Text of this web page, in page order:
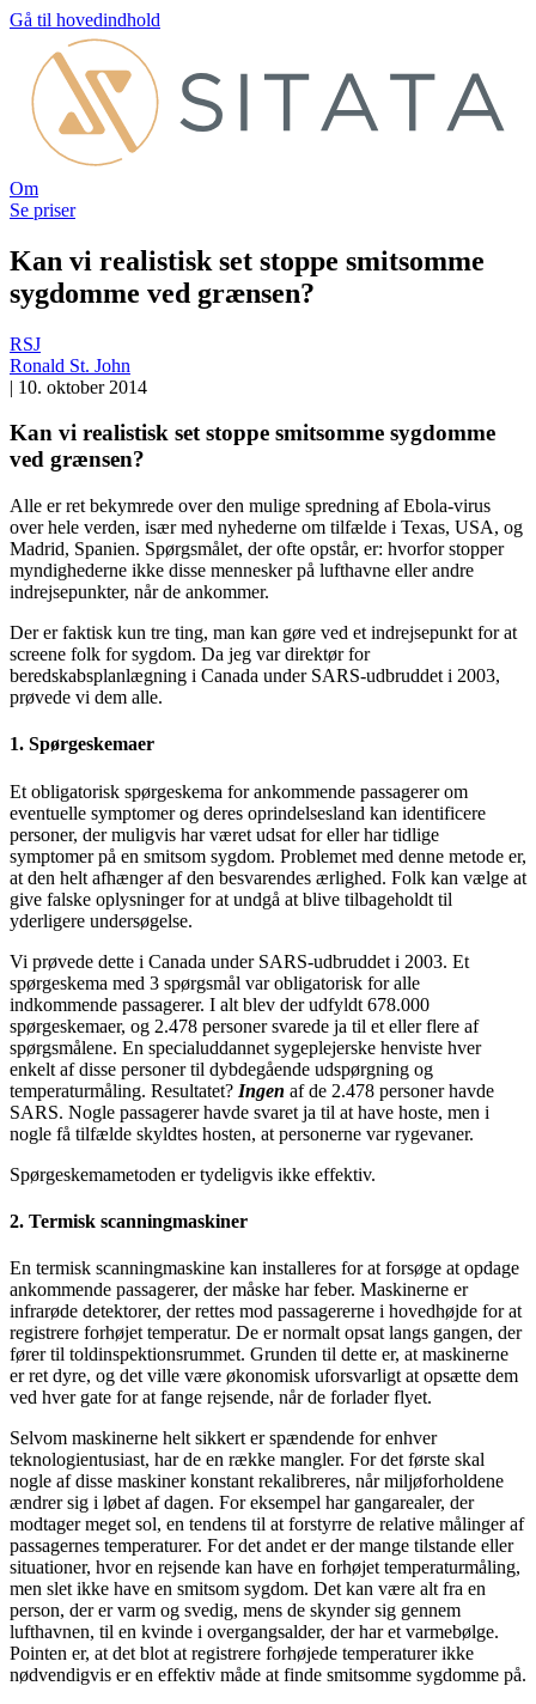
Gå til hovedindhold
Om
Se priser
Kan vi realistisk set stoppe smitsomme
sygdomme ved grænsen?
RSJ
Ronald St. John
| 10. oktober 2014
Kan vi realistisk set stoppe smitsomme sygdomme
ved grænsen?
Alle er ret bekymrede over den mulige spredning af Ebola-virus
over hele verden, især med nyhederne om tilfælde i Texas, USA, og
Madrid, Spanien. Spørgsmålet, der ofte opstår, er: hvorfor stopper
myndighederne ikke disse mennesker på lufthavne eller andre
indrejsepunkter, når de ankommer.
Der er faktisk kun tre ting, man kan gøre ved et indrejsepunkt for at
screene folk for sygdom. Da jeg var direktør for
beredskabsplanlægning i Canada under SARS-udbruddet i 2003,
prøvede vi dem alle.
1. Spørgeskemaer
Et obligatorisk spørgeskema for ankommende passagerer om
eventuelle symptomer og deres oprindelsesland kan identificere
personer, der muligvis har været udsat for eller har tidlige
symptomer på en smitsom sygdom. Problemet med denne metode er,
at den helt afhænger af den besvarendes ærlighed. Folk kan vælge at
give falske oplysninger for at undgå at blive tilbageholdt til
yderligere undersøgelse.
Vi prøvede dette i Canada under SARS-udbruddet i 2003. Et
spørgeskema med 3 spørgsmål var obligatorisk for alle
indkommende passagerer. I alt blev der udfyldt 678.000
spørgeskemaer, og 2.478 personer svarede ja til et eller flere af
spørgsmålene. En specialuddannet sygeplejerske henviste hver
enkelt af disse personer til dybdegående udspørgning og
temperaturmåling. Resultatet? Ingen af de 2.478 personer havde
SARS. Nogle passagerer havde svaret ja til at have hoste, men i
nogle få tilfælde skyldtes hosten, at personerne var rygevaner.
Spørgeskemametoden er tydeligvis ikke effektiv.
2. Termisk scanningmaskiner
En termisk scanningmaskine kan installeres for at forsøge at opdage
ankommende passagerer, der måske har feber. Maskinerne er
infrarøde detektorer, der rettes mod passagererne i hovedhøjde for at
registrere forhøjet temperatur. De er normalt opsat langs gangen, der
fører til toldinspektionsrummet. Grunden til dette er, at maskinerne
er ret dyre, og det ville være økonomisk uforsvarligt at opsætte dem
ved hver gate for at fange rejsende, når de forlader flyet.
Selvom maskinerne helt sikkert er spændende for enhver
teknologientusiast, har de en række mangler. For det første skal
nogle af disse maskiner konstant rekalibreres, når miljøforholdene
ændrer sig i løbet af dagen. For eksempel har gangarealer, der
modtager meget sol, en tendens til at forstyrre de relative målinger af
passagernes temperaturer. For det andet er der mange tilstande eller
situationer, hvor en rejsende kan have en forhøjet temperaturmåling,
men slet ikke have en smitsom sygdom. Det kan være alt fra en
person, der er varm og svedig, mens de skynder sig gennem
lufthavnen, til en kvinde i overgangsalder, der har et varmebølge.
Pointen er, at det blot at registrere forhøjede temperaturer ikke
nødvendigvis er en effektiv måde at finde smitsomme sygdomme på.